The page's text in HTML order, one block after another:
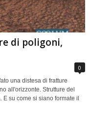
di poligoni,
0
una distesa di fratture
all'orizzonte. Strutture del
E su come si siano formate il